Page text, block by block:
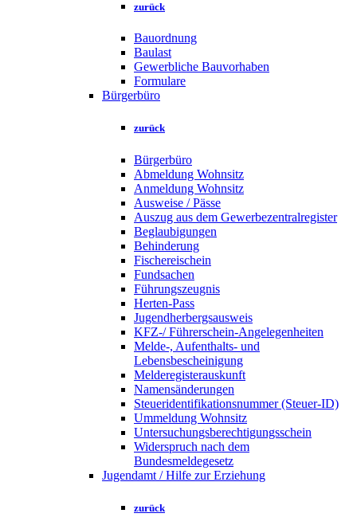
zurück
Bauordnung
Baulast
Gewerbliche Bauvorhaben
Formulare
Bürgerbüro
zurück
Bürgerbüro
Abmeldung Wohnsitz
Anmeldung Wohnsitz
Ausweise / Pässe
Auszug aus dem Gewerbezentralregister
Beglaubigungen
Behinderung
Fischereischein
Fundsachen
Führungszeugnis
Herten-Pass
Jugendherbergsausweis
KFZ-/ Führerschein-Angelegenheiten
Melde-, Aufenthalts- und
Lebensbescheinigung
Melderegisterauskunft
Namensänderungen
Steueridentifikationsnummer (Steuer-ID)
Ummeldung Wohnsitz
Untersuchungsberechtigungsschein
Widerspruch nach dem
Bundesmeldegesetz
Jugendamt / Hilfe zur Erziehung
zurück